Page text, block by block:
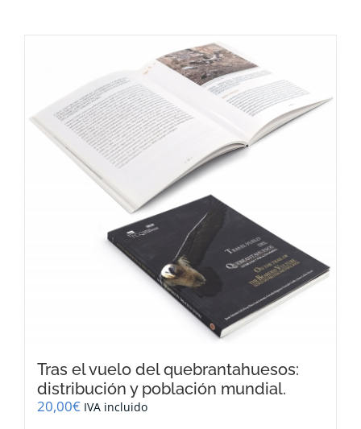
Tras el vuelo del quebrantahuesos:
distribución y población mundial.
20,00€ IVA incluido